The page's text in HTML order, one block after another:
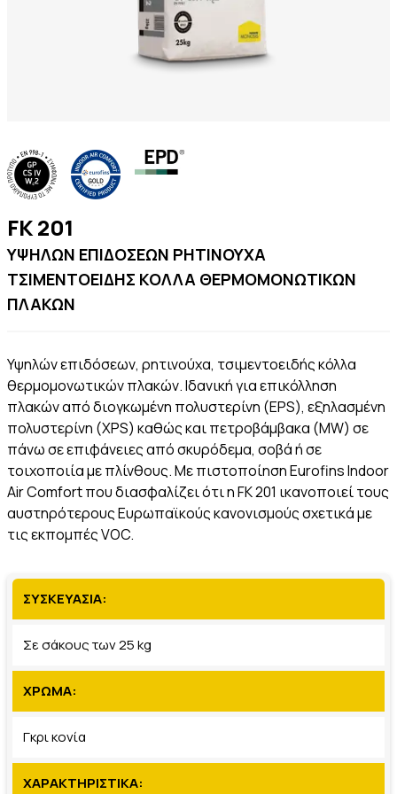
FK 201
YΨΗΛΩΝ ΕΠΙΔΟΣΕΩΝ ΡΗΤΙΝΟΥΧΑ
ΤΣΙΜΕΝΤΟΕΙΔΗΣ ΚΟΛΛΑ ΘΕΡΜΟΜΟΝΩΤΙΚΩΝ
ΠΛΑΚΩΝ
Υψηλών επιδόσεων, ρητινούχα, τσιµεντοειδής κόλλα
θερµοµονωτικών πλακών. Ιδανική για επικόλληση
πλακών από διογκωμένη πολυστερίνη (ΕPS), εξηλασµένη
πολυστερίνη (XPS) καθώς και πετροβάµβακα (ΜW) σε
πάνω σε επιφάνειες από σκυρόδεµα, σοβά ή σε
τοιχοποιία με πλίνθους. Με πιστοποίηση Eurofins Indoor
Air Comfort που διασφαλίζει ότι η FK 201 ικανοποιεί τους
αυστηρότερους Ευρωπαϊκούς κανονισμούς σχετικά με
τις εκπομπές VOC.
ΣΥΣΚΕΥΑΣΙΑ:
Σε σάκους των 25 kg
ΧΡΩΜΑ:
Γκρι κονία
ΧΑΡΑΚΤΗΡΙΣΤΙΚΑ: